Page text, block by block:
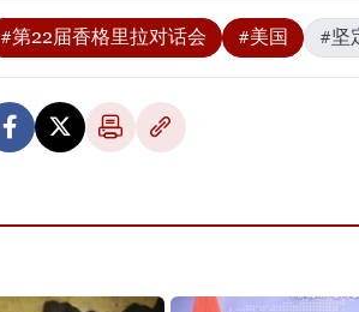
#第22届香格里拉对话会 #美国 #坚